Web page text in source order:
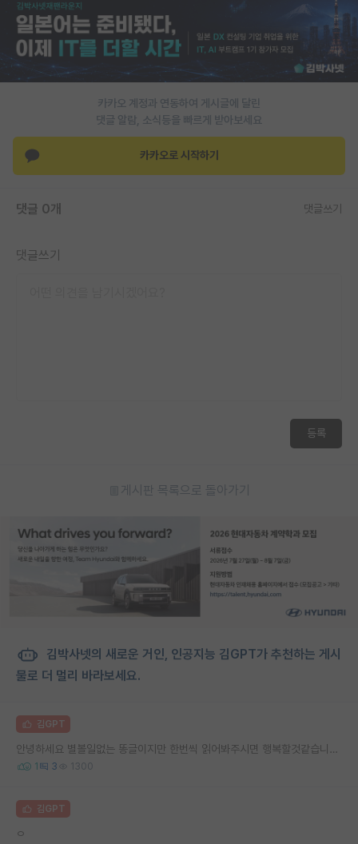
취업 게시판
임용 후기 게시판
PI 전용 게시판
인문사회 계열 게시판
특수/전문대학원 게시판
반도체/AI 게시판
장학금/장학생 게시판
카카오 계정과 연동하여 게시글에 달린
댓글 알람, 소식등을 빠르게 받아보세요
카카오로 시작하기
댓글 0개 댓글쓰기
댓글쓰기
등록
게시판 목록으로 돌아가기
김박사넷의 새로운 거인, 인공지능 김GPT가 추천하는 게시
물로 더 멀리 바라보세요.
김GPT
안녕하세요 별볼일없는 똥글이지만 한번씩 읽어봐주시면 행복할것같습니다 선배님들 후배님들
1 3 1300
김GPT
ㅇ